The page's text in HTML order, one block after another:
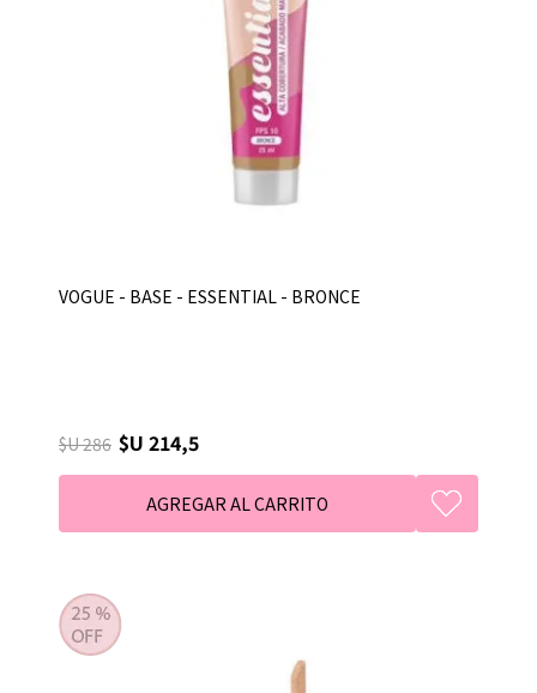
VOGUE - BASE - ESSENTIAL - BRONCE
$U 286 $U 214,5